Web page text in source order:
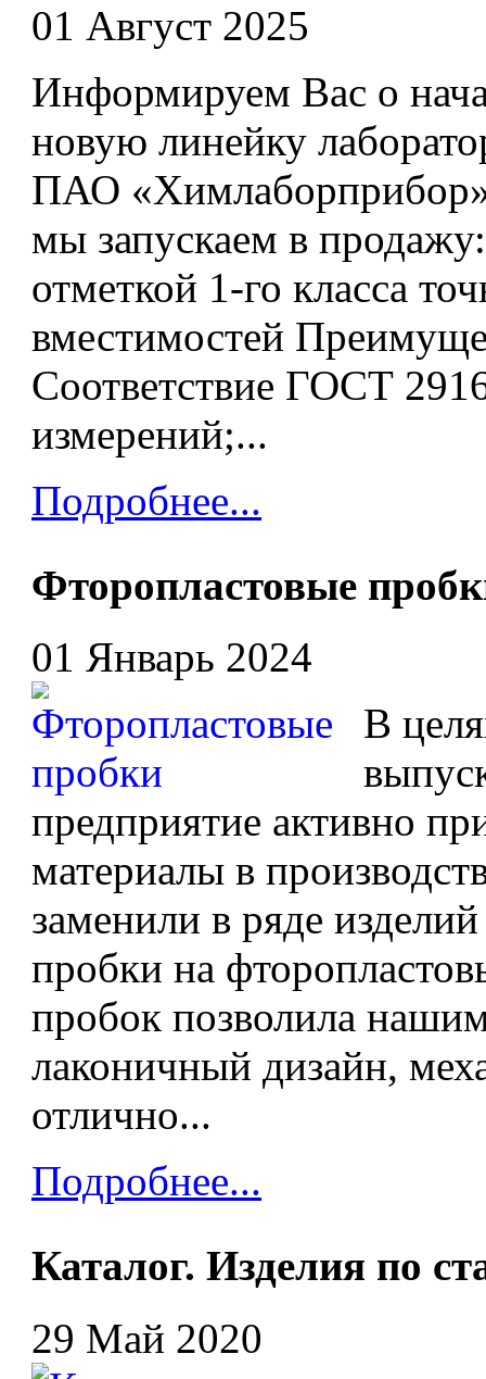
01 Август 2025
Информируем Вас о
новую линейку
ПАО
мы запускаем в
отметкой 1-го класса
вместимостей
Соответствие ГОСТ
измерений;...
Подробнее...
Фторопластовые
01 Январь 2024
В
предприятие активно
материалы в
заменили в ряде
пробки на
пробок позволила
лаконичный дизайн,
отлично...
Подробнее...
Каталог. Изделия по
29 Май 2020